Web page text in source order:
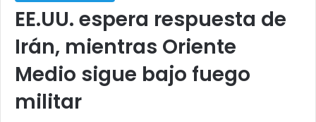
EE.UU. espera respuesta de
Irán, mientras Oriente
Medio sigue bajo fuego
militar